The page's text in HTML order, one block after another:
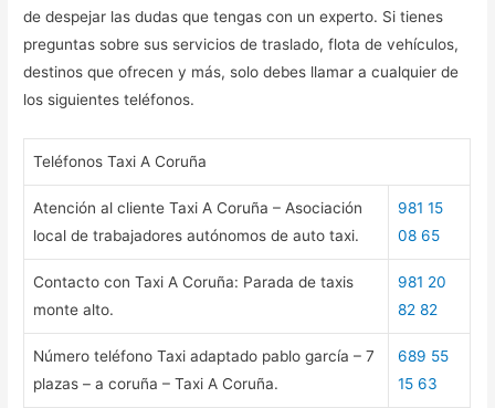
de despejar las dudas que tengas con un experto. Si tienes
preguntas sobre sus servicios de traslado, flota de vehículos,
destinos que ofrecen y más, solo debes llamar a cualquier de
los siguientes teléfonos.
Teléfonos Taxi A Coruña
Atención al cliente Taxi A Coruña – Asociación
local de trabajadores autónomos de auto taxi.
981 15
08 65
Contacto con Taxi A Coruña: Parada de taxis
monte alto.
981 20
82 82
Número teléfono Taxi adaptado pablo garcía – 7
plazas – a coruña – Taxi A Coruña.
689 55
15 63